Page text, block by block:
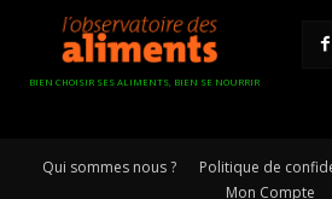
BIEN CHOISIR SES ALIMENTS, BIEN SE NOURRIR
Qui sommes nous ? Politique de
Mon Compte